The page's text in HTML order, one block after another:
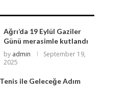
Ağrı’da 19 Eylül Gaziler
Günü merasimle kutlandı
by admin
September 19,
2025
ile Geleceğe Adım